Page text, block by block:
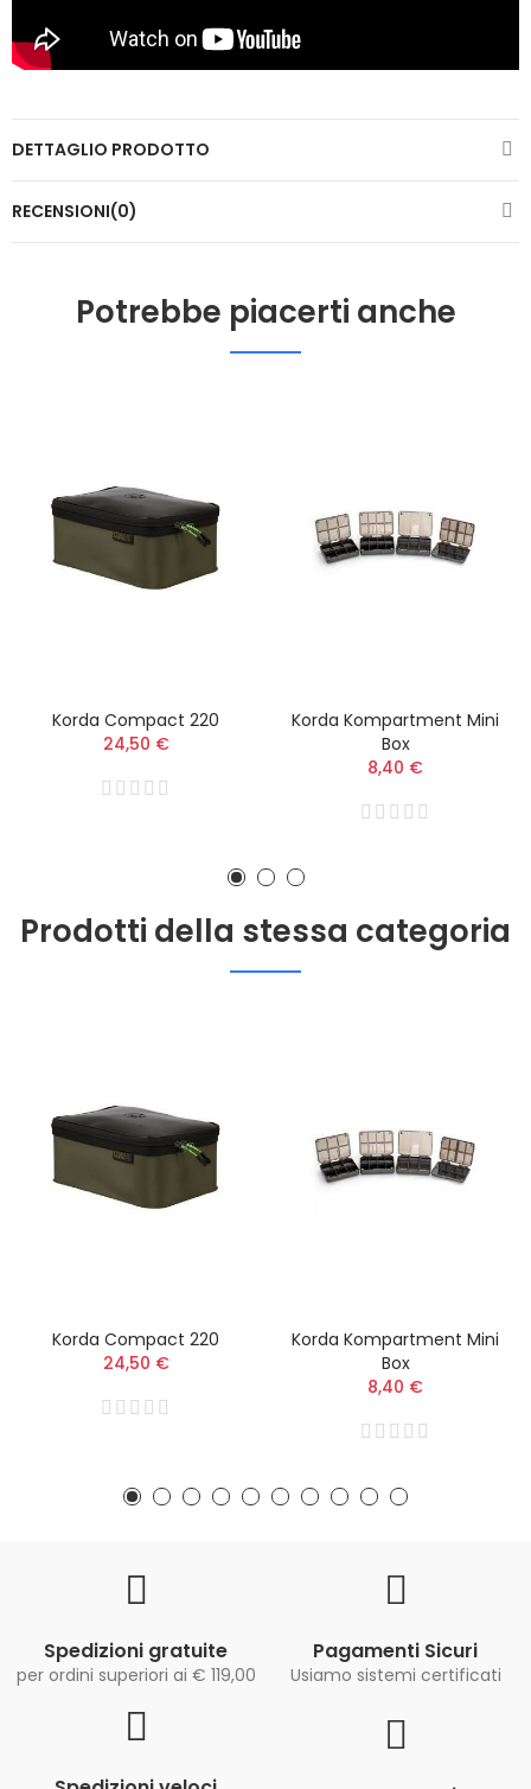
DETTAGLIO PRODOTTO
RECENSIONI(0)
Potrebbe piacerti anche
Korda Compact 220
24,50 €
Korda Kompartment Mini
Box
8,40 €
Prodotti della stessa categoria
Korda Compact 220
24,50 €
Korda Kompartment Mini
Box
8,40 €
Spedizioni gratuite
per ordini superiori ai € 119,00
Pagamenti Sicuri
Usiamo sistemi certificati